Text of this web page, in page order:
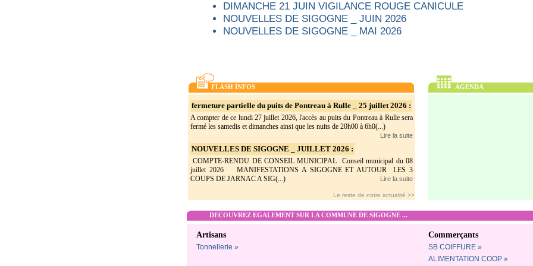
DIMANCHE 21 JUIN VIGILANCE ROUGE CANICULE
NOUVELLES DE SIGOGNE _ JUIN 2026
NOUVELLES DE SIGOGNE _ MAI 2026
FLASH INFOS AGENDA
fermeture partielle du puits de Pontreau à Rulle _ 25 juillet 2026 :
A compter de ce lundi 27 juillet 2026, l'accès au puits du Pontreau à Rulle sera
fermé les samedis et dimanches ainsi que les nuits de 20h00 à 6h0(...)
Lire la suite
NOUVELLES DE SIGOGNE _ JUILLET 2026 :
COMPTE-RENDU DE CONSEIL MUNICIPAL Conseil municipal du 08
juillet 2026 MANIFESTATIONS A SIGOGNE ET AUTOUR LES 3
COUPS DE JARNAC A SIG(...)
Lire la suite
Le reste de notre actualité >>
DECOUVREZ EGALEMENT SUR LA COMMUNE DE SIGOGNE ...
Artisans
Tonnellerie »
Commerçants
SB COIFFURE »
ALIMENTATION COOP »